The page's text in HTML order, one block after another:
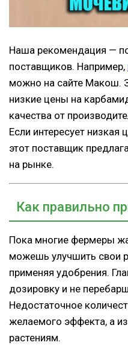
Наша рекомендация —
поставщиков. Например,
можно на сайте Макош.
низкие цены на
качества от
Если интересует низкая
этот поставщик
на рынке.
Как правильно
Пока многие фермеры
можешь улучшить свои
применяя удобрения.
дозировку и не
Недостаточное
желаемого эффекта, а
растениям.